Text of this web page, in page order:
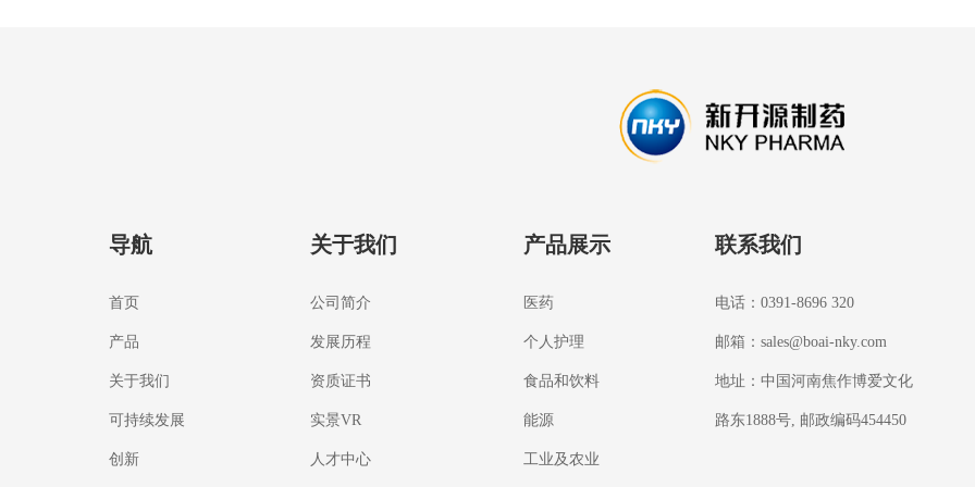
导航
首页
产品
关于我们
可持续发展
创新
关于我们
公司简介
发展历程
资质证书
实景VR
人才中心
产品展示
医药
个人护理
食品和饮料
能源
工业及农业
联系我们
电话：0391-8696 320
邮箱：sales@boai-nky.com
地址：中国河南焦作博爱文化
路东1888号, 邮政编码454450